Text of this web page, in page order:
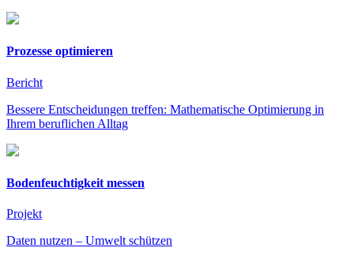
Prozesse optimieren
Bericht
Bessere Entscheidungen treffen: Mathematische Optimierung in
Ihrem beruflichen Alltag
Bodenfeuchtigkeit messen
Projekt
Daten nutzen – Umwelt schützen